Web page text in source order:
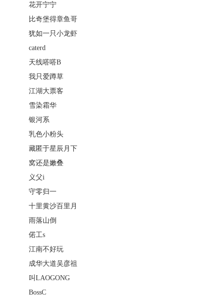
花开宁宁
比奇堡得章鱼哥
犹如一只小龙虾
caterd
天线嗒嗒B
我只爱蹲草
江湖大票客
雪染霜华
银河系
乳色小粉头
藏匿于星辰月下
窝还是嫩叠
义父i
守零归一
十里黄沙百里月
雨落山倒
偌工s
江南不好玩
成华大道吴彦祖
叫LAOGONG
BossC